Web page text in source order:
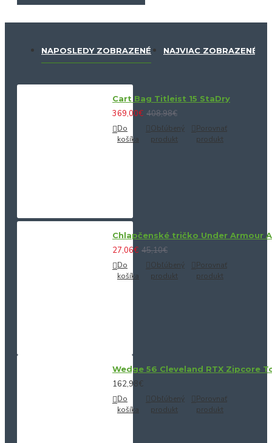
NAPOSLEDY ZOBRAZENÉ NAJVIAC ZOBRAZENÉ
Cart Bag Titleist 15 StaDry
369,00€ 408,98€
Do
košíka
Obľúbený
produkt
Porovnať
produkt
Chlapčenské tričko Under Armour
27,06€ 45,10€
Do
košíka
Obľúbený
produkt
Porovnať
produkt
Wedge 56 Cleveland RTX Zipcore
162,98€
Do
košíka
Obľúbený
produkt
Porovnať
produkt